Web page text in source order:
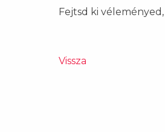
Fejtsd ki véleményed,
Vissza